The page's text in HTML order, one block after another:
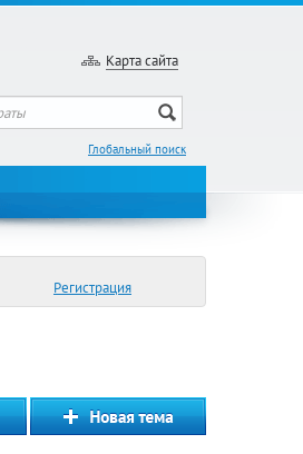
Карта сайта
Глобальный поиск
Регистрация